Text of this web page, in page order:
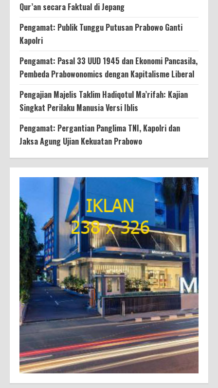
Qur’an secara Faktual di Jepang
Pengamat: Publik Tunggu Putusan Prabowo Ganti
Kapolri
Pengamat: Pasal 33 UUD 1945 dan Ekonomi Pancasila,
Pembeda Prabowonomics dengan Kapitalisme Liberal
Pengajian Majelis Taklim Hadiqotul Ma’rifah: Kajian
Singkat Perilaku Manusia Versi Iblis
Pengamat: Pergantian Panglima TNI, Kapolri dan
Jaksa Agung Ujian Kekuatan Prabowo